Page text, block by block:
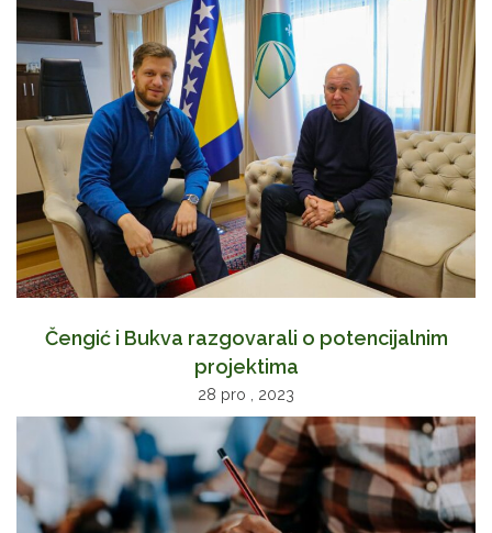
Čengić i Bukva razgovarali o potencijalnim
projektima
28 pro , 2023